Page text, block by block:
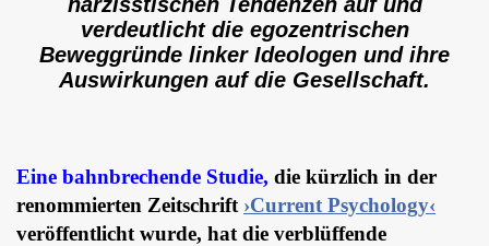
verdeutlicht die egozentrischen
Beweggründe linker Ideologen und ihre
Auswirkungen auf die Gesellschaft.
Eine bahnbrechende Studie, die kürzlich in der
renommierten Zeitschrift ›Current Psychology‹
veröffentlicht wurde, hat die verblüffende